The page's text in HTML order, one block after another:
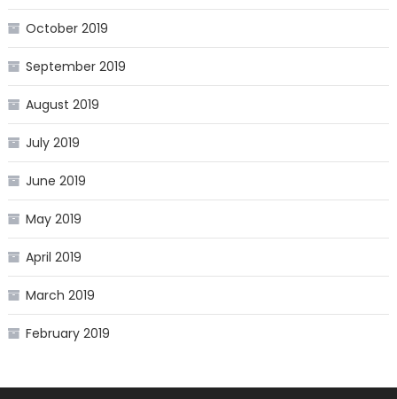
October 2019
September 2019
August 2019
July 2019
June 2019
May 2019
April 2019
March 2019
February 2019